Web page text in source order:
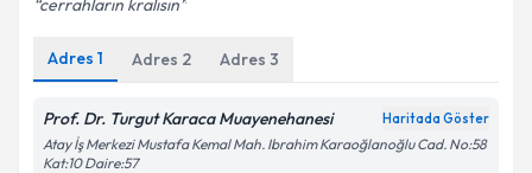
Metni
'ni okudum ve kişisel verilerimin belirtilen
kapsamda işlenmesini kabul ediyorum.
Takvim Talebini Gönder
cerrahların kralısın
Adres 1 Adres 2 Adres 3
Prof. Dr. Turgut Karaca Muayenehanesi Haritada Göster
Atay İş Merkezi Mustafa Kemal Mah. Ibrahim Karaoğlanoğlu Cad. No:58
Kat:10 Daire:57